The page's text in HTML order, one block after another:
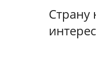
Страну